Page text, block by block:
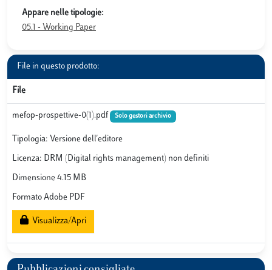
Appare nelle tipologie:
05.1 - Working Paper
File in questo prodotto:
File
mefop-prospettive-0(1).pdf Solo gestori archivio
Tipologia: Versione dell'editore
Licenza: DRM (Digital rights management) non definiti
Dimensione 4.15 MB
Formato Adobe PDF
Visualizza/Apri